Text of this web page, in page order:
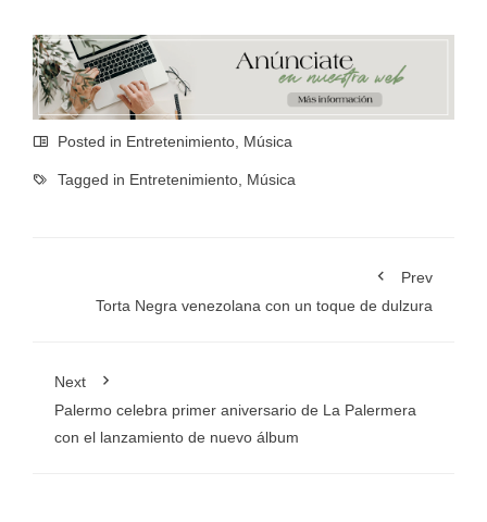
Posted in Entretenimiento Música
Tagged in Entretenimiento Música
Prev
Torta Negra venezolana con un toque de dulzura
Next
Palermo celebra primer aniversario de La Palermera
con el lanzamiento de nuevo álbum